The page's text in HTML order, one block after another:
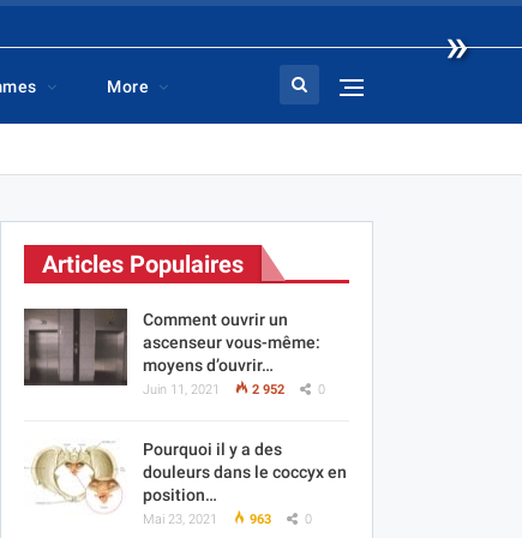
»
More
Articles Populaires
Comment ouvrir un
ascenseur vous-même:
moyens d’ouvrir…
Juin 11, 2021 2 952 0
Pourquoi il y a des
douleurs dans le coccyx en
position…
Mai 23, 2021 963 0